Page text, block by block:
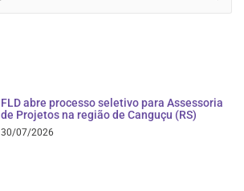
FLD abre processo seletivo para Assessoria
de Projetos na região de Canguçu (RS)
30/07/2026